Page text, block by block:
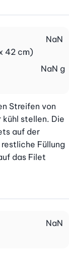
42 cm)
NaN
NaN g
Streifen von
stellen. Die
auf der
Füllung
das Filet
NaN